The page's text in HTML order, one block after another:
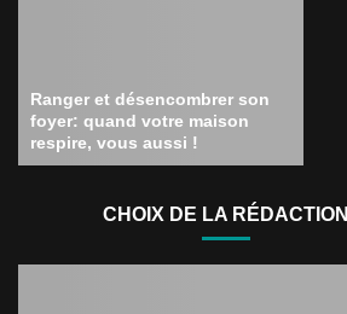
Ranger et désencombrer son
foyer: quand votre maison
respire, vous aussi !
CHOIX DE LA RÉDACTION